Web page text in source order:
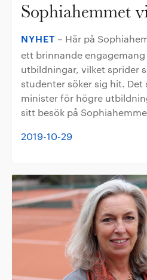
Sophiahemmet
NYHET – Här på
ett brinnande
utbildningar, vilket sprider
studenter söker sig hit. Det
minister för högre
sitt besök på
2019-10-29